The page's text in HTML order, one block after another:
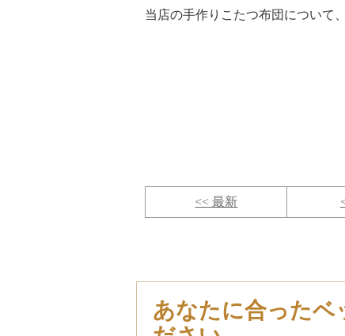
当店の手作りこたつ布団について
<< 最新
あなたに合ったベ